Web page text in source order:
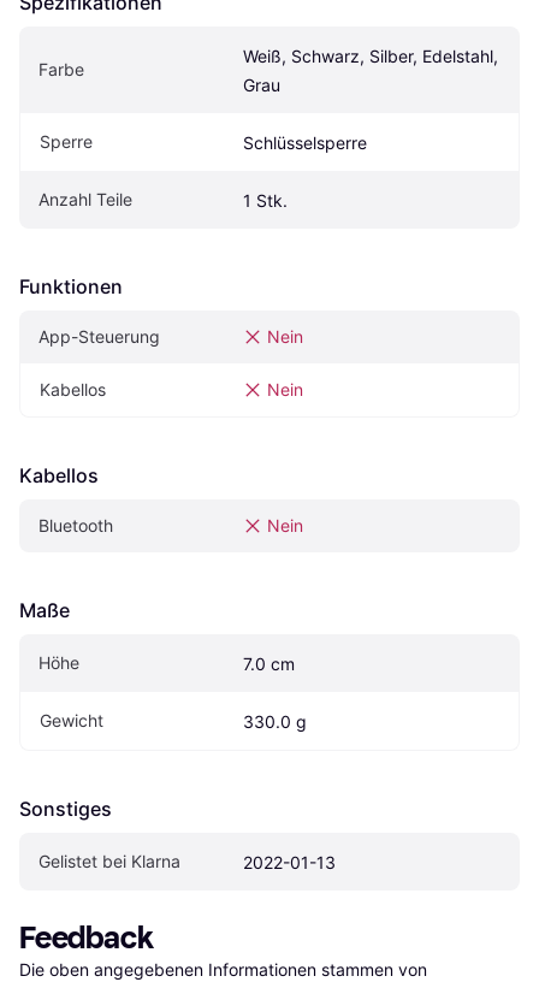
Farbe
Weiß, Schwarz, Silber, Edelstahl,
Grau
Sperre Schlüsselsperre
Anzahl Teile 1 Stk.
Funktionen
App-Steuerung Nein
Kabellos Nein
Kabellos
Bluetooth Nein
Maße
Höhe 7.0 cm
Gewicht 330.0 g
Sonstiges
Gelistet bei Klarna 2022-01-13
Feedback
Die oben angegebenen Informationen stammen von